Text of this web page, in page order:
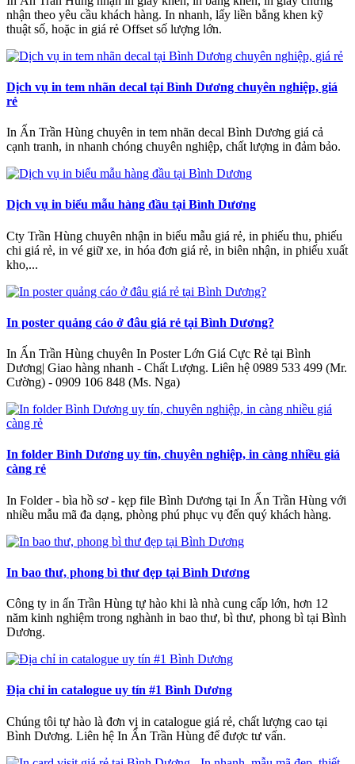
nhận theo yêu cầu khách hàng. In nhanh, lấy liền bằng khen kỹ
thuật số, hoặc in giá rẻ Offset số lượng lớn.
Dịch vụ in tem nhãn decal tại Bình Dương chuyên nghiệp, giá
rẻ
In Ấn Trần Hùng chuyên in tem nhãn decal Bình Dương giá cả
cạnh tranh, in nhanh chóng chuyên nghiệp, chất lượng in đảm bảo.
Dịch vụ in biểu mẫu hàng đầu tại Bình Dương
Cty Trần Hùng chuyên nhận in biểu mẫu giá rẻ, in phiếu thu, phiếu
chi giá rẻ, in vé giữ xe, in hóa đơn giá rẻ, in biên nhận, in phiếu xuất
kho,...
In poster quảng cáo ở đâu giá rẻ tại Bình Dương?
In Ấn Trần Hùng chuyên In Poster Lớn Giá Cực Rẻ tại Bình
Dương| Giao hàng nhanh - Chất Lượng‎. Liên hệ 0989 533 499 (Mr.
Cường) - 0909 106 848 (Ms. Nga)
In folder Bình Dương uy tín, chuyên nghiệp, in càng nhiều giá
càng rẻ
In Folder - bìa hồ sơ - kẹp file Bình Dương tại In Ấn Trần Hùng với
nhiều mẫu mã đa dạng, phòng phú phục vụ đến quý khách hàng.
In bao thư, phong bì thư đẹp tại Bình Dương
Công ty in ấn Trần Hùng tự hào khi là nhà cung cấp lớn, hơn 12
năm kinh nghiệm trong nghành in bao thư, bì thư, phong bì tại Bình
Dương.
Địa chỉ in catalogue uy tín #1 Bình Dương
Chúng tôi tự hào là đơn vị in catalogue giá rẻ, chất lượng cao tại
Bình Dương. Liên hệ In Ấn Trần Hùng để được tư vấn.